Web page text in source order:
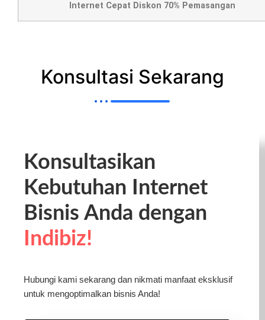
Internet Cepat Diskon 70% Pemasangan
Konsultasi Sekarang
Konsultasikan
Kebutuhan Internet
Bisnis Anda dengan
Indibiz!
Hubungi kami sekarang dan nikmati manfaat eksklusif
untuk mengoptimalkan bisnis Anda!